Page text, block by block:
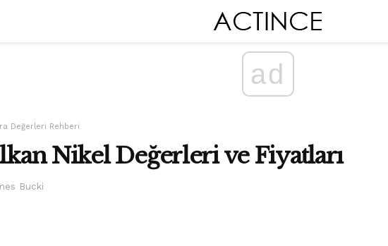
ad
Değerleri Rehberi
Nikel Değerleri ve Fiyatları
Bucki